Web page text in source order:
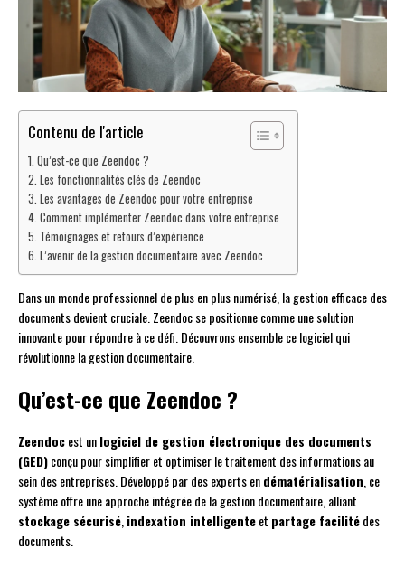
Contenu de l'article
Qu’est-ce que Zeendoc ?
Les fonctionnalités clés de Zeendoc
Les avantages de Zeendoc pour votre entreprise
Comment implémenter Zeendoc dans votre entreprise
Témoignages et retours d’expérience
L’avenir de la gestion documentaire avec Zeendoc
Dans un monde professionnel de plus en plus numérisé, la gestion efficace des
documents devient cruciale. Zeendoc se positionne comme une solution
innovante pour répondre à ce défi. Découvrons ensemble ce logiciel qui
révolutionne la gestion documentaire.
Qu’est-ce que Zeendoc ?
Zeendocest unlogiciel de gestion électronique des documents
(GED)conçu pour simplifier et optimiser le traitement des informations au
sein des entreprises. Développé par des experts endématérialisation, ce
système offre une approche intégrée de la gestion documentaire, alliant
stockage sécurisé,indexation intelligenteet partage facilitédes
documents.